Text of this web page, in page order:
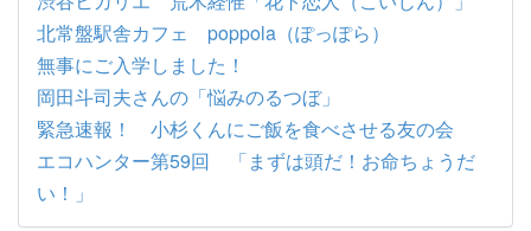
北常盤駅舎カフェ poppola（ぽっぽら）
無事にご入学しました！
岡田斗司夫さんの「悩みのるつぼ」
緊急速報！ 小杉くんにご飯を食べさせる友の会
エコハンター第59回 「まずは頭だ！お命ちょうだ
い！」